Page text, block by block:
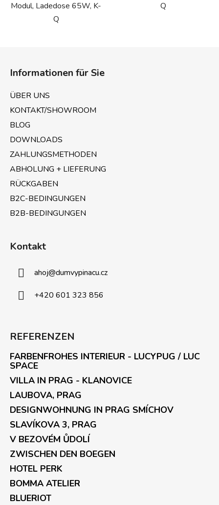
Modul, Ladedose 65W, K-
Q
Q
Informationen für Sie
ÜBER UNS
KONTAKT/SHOWROOM
BLOG
DOWNLOADS
ZAHLUNGSMETHODEN
ABHOLUNG + LIEFERUNG
RÜCKGABEN
B2C-BEDINGUNGEN
B2B-BEDINGUNGEN
Kontakt
ahoj@dumvypinacu.cz
+420 601 323 856
REFERENZEN
FARBENFROHES INTERIEUR - LUCYPUG / LUC
SPACE
VILLA IN PRAG - KLANOVICE
LAUBOVA, PRAG
DESIGNWOHNUNG IN PRAG SMÍCHOV
SLAVÍKOVA 3, PRAG
V BEZOVÉM ŮDOLÍ
ZWISCHEN DEN BOEGEN
HOTEL PERK
BOMMA ATELIER
BLUERIOT